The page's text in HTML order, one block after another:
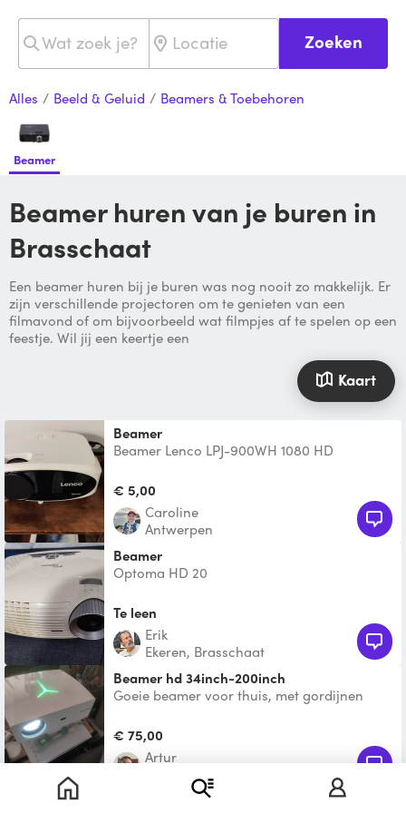
Zoeken
Alles / Beeld & Geluid / Beamers & Toebehoren
Beamer
Beamer huren van je buren in
Brasschaat
Een beamer huren bij je buren was nog nooit zo makkelijk. Er
zijn verschillende projectoren om te genieten van een
filmavond of om bijvoorbeeld wat filmpjes af te spelen op een
feestje. Wil jij een keertje een
Kaart
Beamer
Beamer Lenco LPJ-900WH 1080 HD
poorten 1 USB-A poort HDMI-HDM
€ 5,00
Caroline
Antwerpen
beamer
Optoma HD 20
Te leen
Erik
Ekeren, Brasschaat
Beamer hd 34inch-200inch
Goeie beamer voor thuis, met gordijnen
kamer is het hele
€ 75,00
Artur
Tentoonstellingswijk, Antwerpen